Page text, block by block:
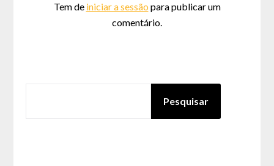
Tem de iniciar a sessão para publicar um
comentário.
Pesquisar